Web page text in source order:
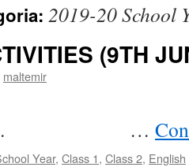
2019-20 School
(9TH
maltemir
…
Year, Class 1, Class 2, English